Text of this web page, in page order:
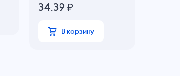
34.39 ₽
В корзину